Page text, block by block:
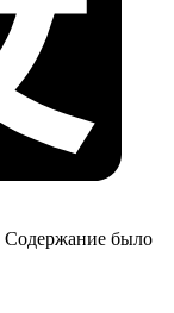
Содержание было